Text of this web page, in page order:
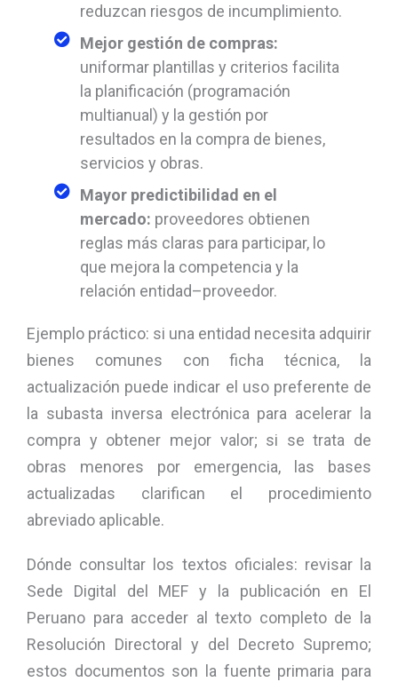
reduzcan riesgos de incumplimiento.
Mejor gestión de compras:
uniformar plantillas y criterios facilita
la planificación (programación
multianual) y la gestión por
resultados en la compra de bienes,
servicios y obras.
Mayor predictibilidad en el
mercado: proveedores obtienen
reglas más claras para participar, lo
que mejora la competencia y la
relación entidad–proveedor.
Ejemplo práctico: si una entidad necesita adquirir
bienes comunes con ficha técnica, la
actualización puede indicar el uso preferente de
la subasta inversa electrónica para acelerar la
compra y obtener mejor valor; si se trata de
obras menores por emergencia, las bases
actualizadas clarifican el procedimiento
abreviado aplicable.
Dónde consultar los textos oficiales: revisar la
Sede Digital del MEF y la publicación en El
Peruano para acceder al texto completo de la
Resolución Directoral y del Decreto Supremo;
estos documentos son la fuente primaria para